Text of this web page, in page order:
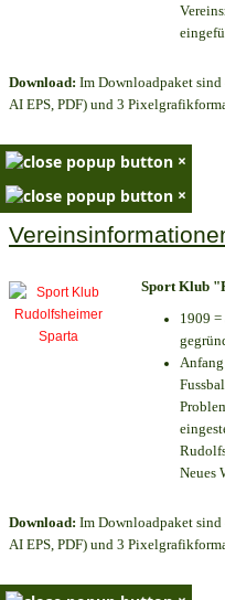
Download: Im Downloadpaket sind
AI EPS, PDF) und 3
×
×
Sport Klub
1909
Neues
Download: Im Downloadpaket sind
AI EPS, PDF) und 3